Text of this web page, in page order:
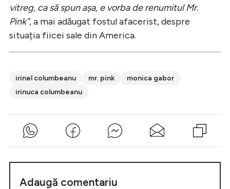
vitreg, ca să spun așa, e vorba de renumitul Mr.
Pink”, a mai adăugat fostul afacerist, despre
situația fiicei sale din America.
irinel columbeanu mr. pink
monica gabor
irinuca columbeanu
Adaugă comentariu